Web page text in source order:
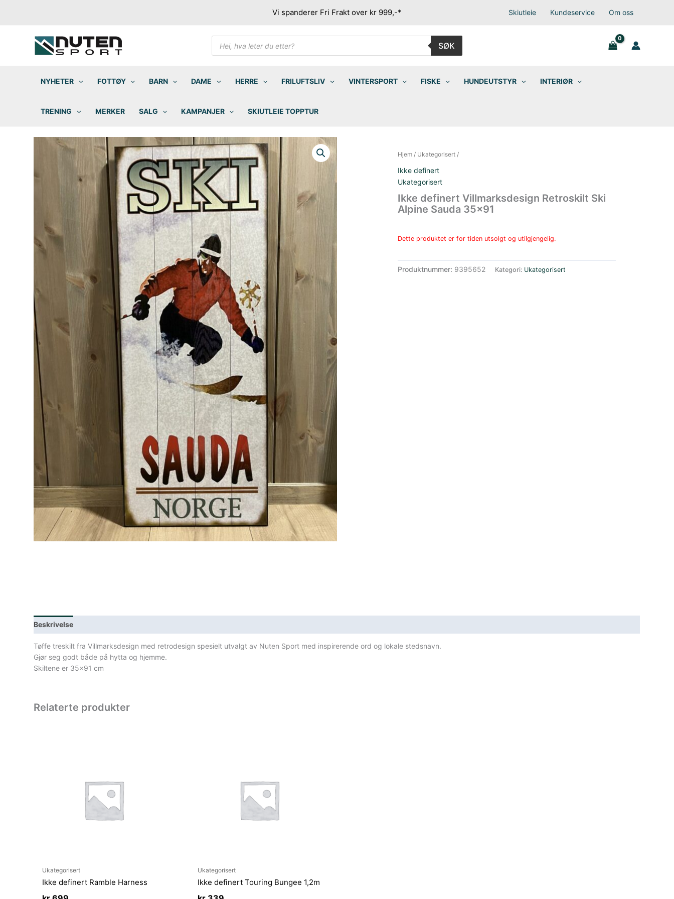
Vi spanderer Fri Frakt over kr 999,-* Skiutleie Kundeservice Om oss
Products
search
SØK
NYHETER FOTTØY BARN DAME HERRE FRILUFTSLIV VINTERSPORT FISKE HUNDEUTSTYR INTERIØR
TRENING MERKER SALG KAMPANJER SKIUTLEIE TOPPTUR
Hjem/ Ukategorisert/
Ikke definert
Ukategorisert
Ikke definert Villmarksdesign Retroskilt Ski
Alpine Sauda 35×91
Dette produktet er for tiden utsolgt og utilgjengelig.
Produktnummer: 9395652 Kategori: Ukategorisert
Beskrivelse
Tøffe treskilt fra Villmarksdesign med retrodesign spesielt utvalgt av Nuten Sport med inspirerende ord og lokale stedsnavn.
Gjør seg godt både på hytta og hjemme.
Skiltene er 35×91 cm
Relaterte produkter
Ukategorisert
Ikke definert Ramble Harness
Ukategorisert
Ikke definert Touring Bungee 1,2m